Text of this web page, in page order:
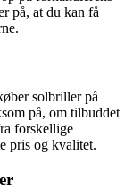
på, at du kan få
solbriller på
på, om tilbuddet
forskellige
pris og kvalitet.